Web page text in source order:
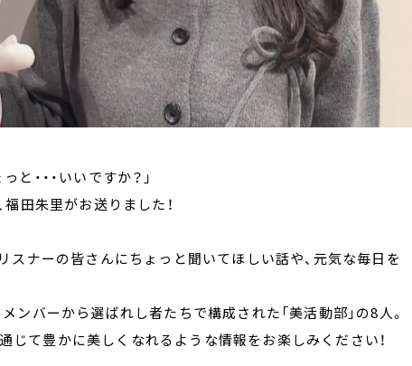
・・・いいですか？」
田朱里がお送りました！
スナーの皆さんにちょっと聞いてほしい話や、元気な毎日を
ンバーから選ばれし者たちで構成された「美活動部」の8人。
じて豊かに美しくなれるような情報をお楽しみください！